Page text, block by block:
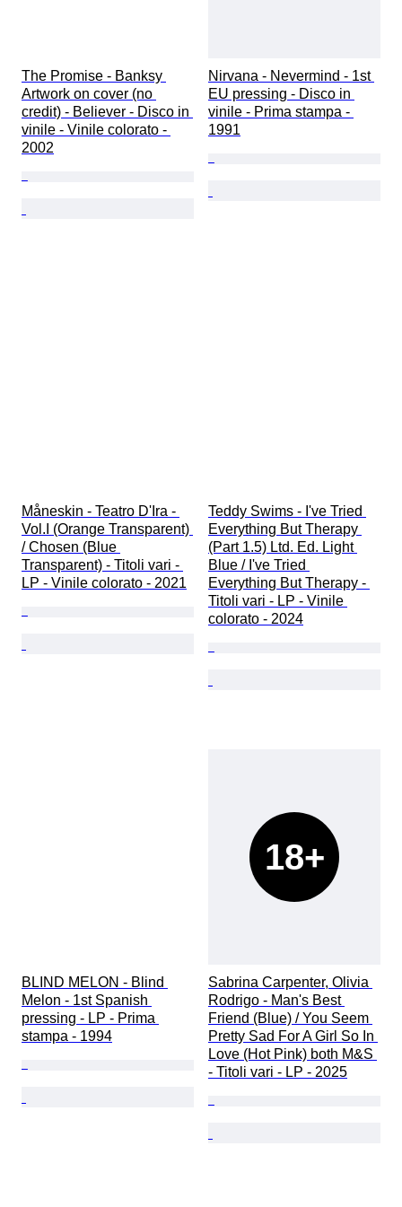
The Promise - Banksy
Artwork on cover (no
credit) - Believer - Disco in
vinile - Vinile colorato -
2002
Nirvana - Nevermind - 1st
EU pressing - Disco in
vinile - Prima stampa -
1991
Måneskin - Teatro D'Ira -
Vol.I (Orange Transparent)
/ Chosen (Blue
Transparent) - Titoli vari -
LP - Vinile colorato - 2021
Teddy Swims - I've Tried
Everything But Therapy
(Part 1.5) Ltd. Ed. Light
Blue / I've Tried
Everything But Therapy -
Titoli vari - LP - Vinile
colorato - 2024
BLIND MELON - Blind
Melon - 1st Spanish
pressing - LP - Prima
stampa - 1994
18+
Sabrina Carpenter, Olivia
Rodrigo - Man's Best
Friend (Blue) / You Seem
Pretty Sad For A Girl So In
Love (Hot Pink) both M&S
- Titoli vari - LP - 2025